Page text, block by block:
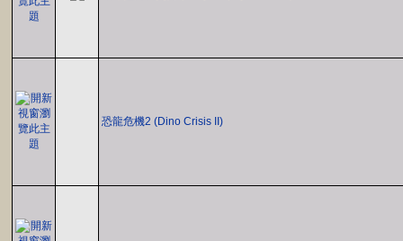
恐龍危機2 (Dino Crisis II)